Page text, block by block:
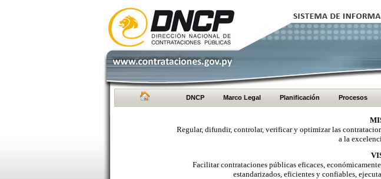
DNCP Marco Legal Planificación Procesos
Regular, difundir, controlar, verificar y optimizar las
a la
Facilitar contrataciones públicas eficaces,
estandarizados, eficientes y confiables,